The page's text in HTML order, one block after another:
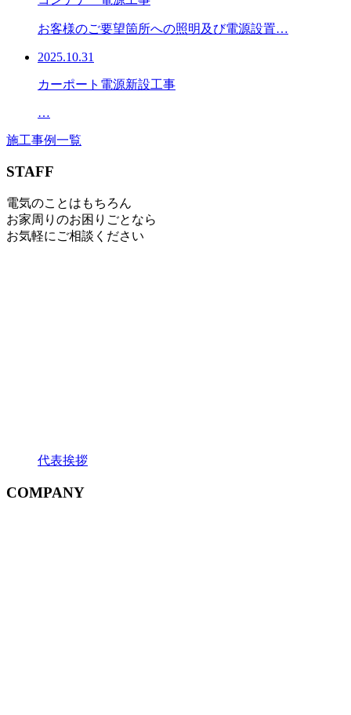
お客様のご要望箇所への照明及び電源設置…
2025.10.31
カーポート電源新設工事
…
施工事例一覧
STAFF
電気のことはもちろん
お家周りのお困りごとなら
お気軽にご相談ください
代表挨拶
COMPANY